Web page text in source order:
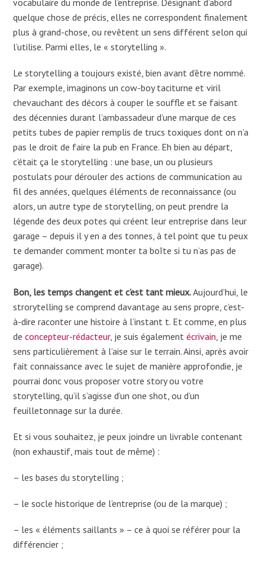
vocabulaire du monde de l’entreprise. Désignant d’abord
quelque chose de précis, elles ne correspondent finalement
plus à grand-chose, ou revêtent un sens différent selon qui
l’utilise. Parmi elles, le « storytelling ».
Le storytelling a toujours existé, bien avant d’être nommé.
Par exemple, imaginons un cow-boy taciturne et viril
chevauchant des décors à couper le souffle et se faisant
des décennies durant l’ambassadeur d’une marque de ces
petits tubes de papier remplis de trucs toxiques dont on n’a
pas le droit de faire la pub en France. Eh bien au départ,
c’était ça le storytelling : une base, un ou plusieurs
postulats pour dérouler des actions de communication au
fil des années, quelques éléments de reconnaissance (ou
alors, un autre type de storytelling, on peut prendre la
légende des deux potes qui créent leur entreprise dans leur
garage – depuis il y en a des tonnes, à tel point que tu peux
te demander comment monter ta boîte si tu n’as pas de
garage).
Bon, les temps changent et c’est tant mieux.Aujourd’hui, le
strorytelling se comprend davantage au sens propre, c’est-
à-dire raconter une histoire à l’instant t. Et comme, en plus
deconcepteur-rédacteur, je suis égalementécrivain , je me
sens particulièrement à l’aise sur le terrain. Ainsi, après avoir
fait connaissance avec le sujet de manière approfondie, je
pourrai donc vous proposer votre story ou votre
storytelling, qu’il s’agisse d’un one shot, ou d’un
feuilletonnage sur la durée.
Et si vous souhaitez, je peux joindre un livrable contenant
(non exhaustif, mais tout de même) :
– les bases du storytelling ;
– le socle historique de l’entreprise (ou de la marque) ;
– les « éléments saillants » – ce à quoi se référer pour la
différencier ;